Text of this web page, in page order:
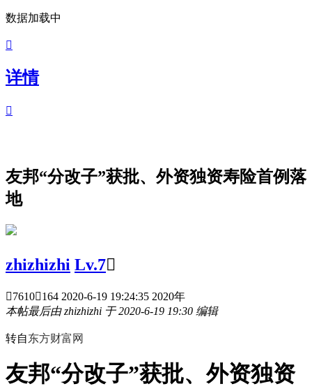
数据加载中

详情

友邦“分改子”获批、外资独资寿险首例落
地
zhizhizhi Lv.7
7610164 2020-6-19 19:24:35 2020年
本帖最后由 zhizhizhi 于 2020-6-19 19:30 编辑
转自东方财富网
友邦“分改子”获批、外资独资